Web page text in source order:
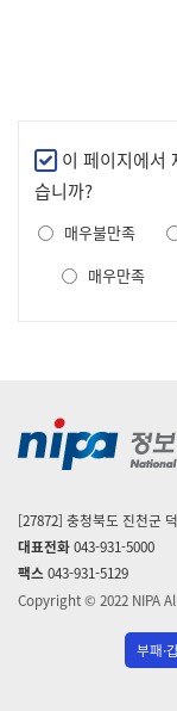
만
족
도
조
이 페이지에서
습니까?
매우불만족
매우만족
[27872] 충청북도 진천군
대표전화043-931-5000
팩스043-931-5129
Copyright © 2022 NIPA
부패·